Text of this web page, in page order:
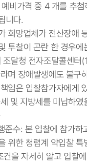
비가격 중 4 개를 추
니다.
희망업체가 전산장애
투찰이 곤란 한 경우에
조달청 전자조달콜센
며 장애발생에도 불구
임은 입찰참가자에게
및 지방세를 미납하였
준수: 본 입찰에 참가하
위한 청렴계 약입찰 특
건을 자세히 알고 입찰